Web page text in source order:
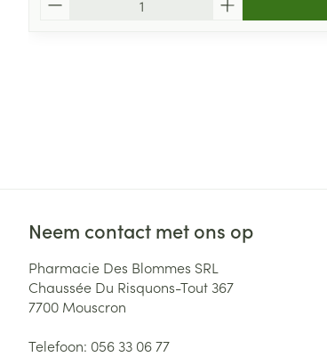
Neem contact met ons op
Pharmacie Des Blommes SRL
Chaussée Du Risquons-Tout 367
7700 Mouscron
Telefoon: 056 33 06 77